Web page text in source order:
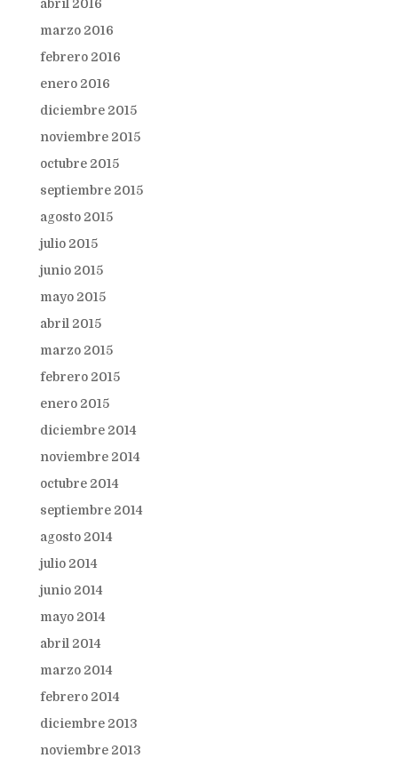
abril 2016
marzo 2016
febrero 2016
enero 2016
diciembre 2015
noviembre 2015
octubre 2015
septiembre 2015
agosto 2015
julio 2015
junio 2015
mayo 2015
abril 2015
marzo 2015
febrero 2015
enero 2015
diciembre 2014
noviembre 2014
octubre 2014
septiembre 2014
agosto 2014
julio 2014
junio 2014
mayo 2014
abril 2014
marzo 2014
febrero 2014
diciembre 2013
noviembre 2013